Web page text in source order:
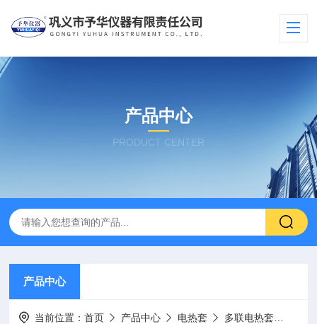
产品中心
PRODUCT CENTER
产品中心
当前位置：首页 产品中心 电热套 多联电热套